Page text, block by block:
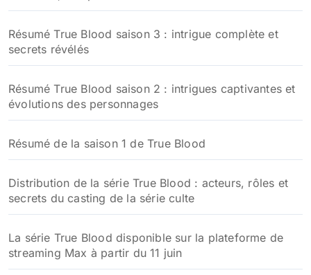
Résumé True Blood saison 3 : intrigue complète et
secrets révélés
Résumé True Blood saison 2 : intrigues captivantes et
évolutions des personnages
Résumé de la saison 1 de True Blood
Distribution de la série True Blood : acteurs, rôles et
secrets du casting de la série culte
La série True Blood disponible sur la plateforme de
streaming Max à partir du 11 juin